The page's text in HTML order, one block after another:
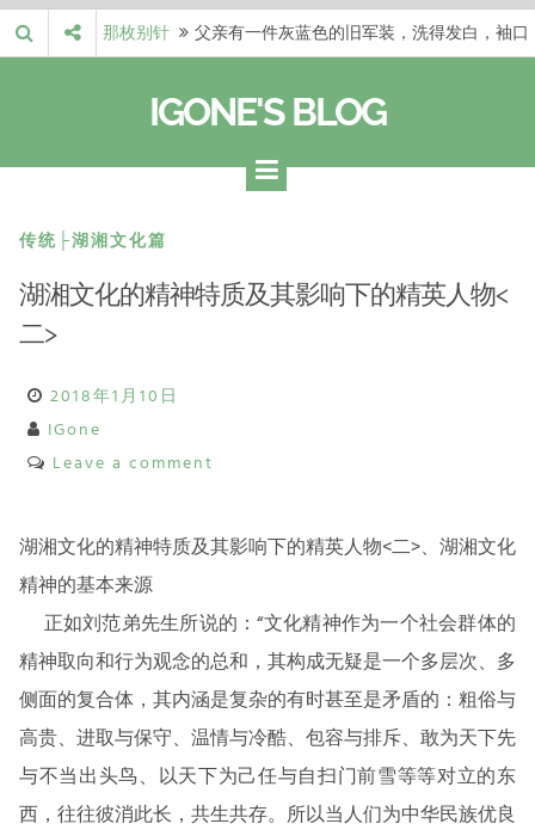
Skip
to
那枚别针
父亲有一件灰蓝色的旧军装，洗得发白，袖口
自己的生活和命…
梁冬 |…
梁冬：有一些人在某个阶段掌握了第一性原
理，完成了一次彻…
梁冬 |…
梁冬：总还有那么百分之一的人，既不努力，
IGONE'S BLOG
传统├湖湘文化篇
湖湘文化的精神特质及其影响下的精英人物<
二>
2018年1月10日
IGone
Leave a comment
湖湘文化的精神特质及其影响下的精英人物<二>、湖湘文化
精神的基本来源
正如刘范弟先生所说的：“文化精神作为一个社会群体的
精神取向和行为观念的总和，其构成无疑是一个多层次、多
侧面的复合体，其内涵是复杂的有时甚至是矛盾的：粗俗与
高贵、进取与保守、温情与冷酷、包容与排斥、敢为天下先
与不当出头鸟、以天下为己任与自扫门前雪等等对立的东
西，往往彼消此长，共生共存。所以当人们为中华民族优良